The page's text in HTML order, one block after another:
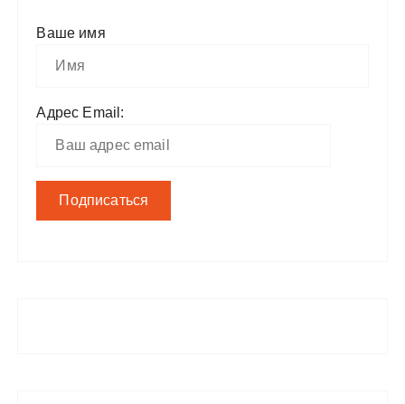
Ваше имя
Адрес Email: